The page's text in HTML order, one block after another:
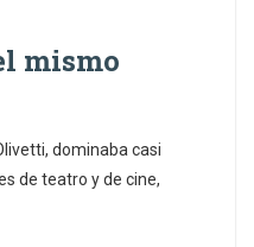
mismo
dominaba casi
de teatro y de cine,